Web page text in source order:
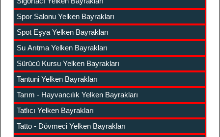
Spor Salonu Yelken Bayrakları
Spot Eşya Yelken Bayrakları
Su Arıtma Yelken Bayrakları
Sürücü Kursu Yelken Bayrakları
Tantuni Yelken Bayrakları
Tarım - Hayvancılık Yelken Bayrakları
Tatlıcı Yelken Bayrakları
Tatto - Dövmeci Yelken Bayrakları